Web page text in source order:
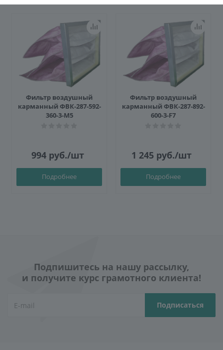
Фильтр воздушный
карманный ФВК-287-592-
360-3-M5
994руб./шт
Подробнее
Фильтр воздушный
карманный ФВК-287-892-
600-3-F7
1 245 руб./шт
Подробнее
Подпишитесь на нашу рассылку,
и получите курс грамотного клиента!